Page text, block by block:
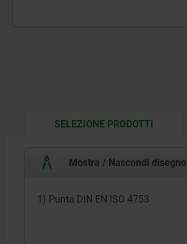
SELEZIONE PRODOTTI CURRENT
Mostra / Nascondi disegno
1) Punta DIN EN ISO 4753